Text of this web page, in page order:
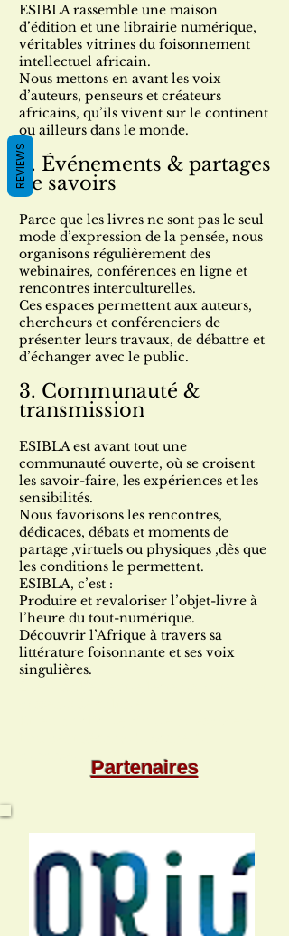
ESIBLA rassemble une maison
d’édition et une librairie numérique,
véritables vitrines du foisonnement
intellectuel africain.
Nous mettons en avant les voix
d’auteurs, penseurs et créateurs
africains, qu’ils vivent sur le continent
ou ailleurs dans le monde.
2. Événements & partages
de savoirs
Parce que les livres ne sont pas le seul
mode d’expression de la pensée, nous
organisons régulièrement des
webinaires, conférences en ligne et
rencontres interculturelles.
Ces espaces permettent aux auteurs,
chercheurs et conférenciers de
présenter leurs travaux, de débattre et
d’échanger avec le public.
3. Communauté &
transmission
ESIBLA est avant tout une
communauté ouverte, où se croisent
les savoir-faire, les expériences et les
sensibilités.
Nous favorisons les rencontres,
dédicaces, débats et moments de
partage ,virtuels ou physiques ,dès que
les conditions le permettent.
ESIBLA, c’est :
Produire et revaloriser l’objet-livre à
l’heure du tout-numérique.
Découvrir l’Afrique à travers sa
littérature foisonnante et ses voix
singulières.
Partenaires
REVIEWS